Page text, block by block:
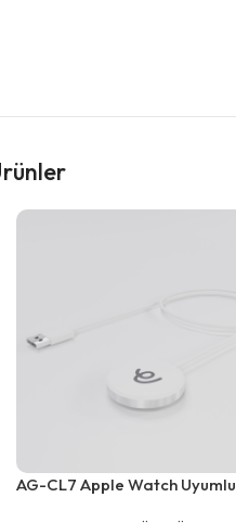
AG-CL7 Apple Watch Uyumlu